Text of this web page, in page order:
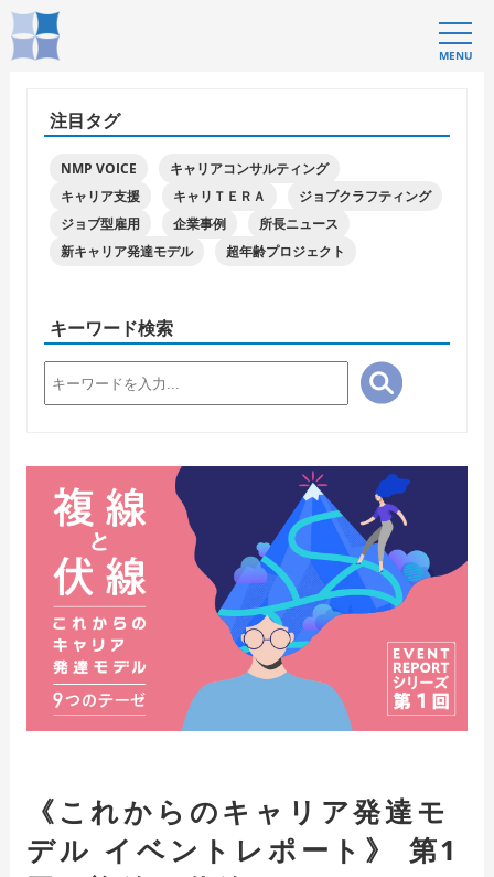
MENU
注目タグ
NMP VOICE
キャリアコンサルティング
キャリア支援
キャリＴＥＲＡ
ジョブクラフティング
ジョブ型雇用
企業事例
所長ニュース
新キャリア発達モデル
超年齢プロジェクト
キーワード検索
《これからのキャリア発達モ
デル イベントレポート》 第1